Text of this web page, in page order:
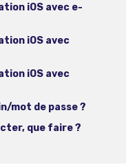
iOS avec e-
iOS avec
iOS avec
mot de passe ?
que faire ?